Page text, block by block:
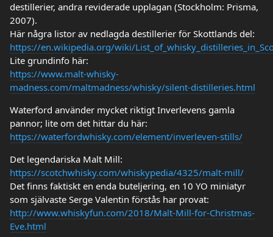
destillerier, andra reviderade upplagan (Stockholm: Prisma,
2007).
Här några listor av nedlagda destillerier för Skottlands del:
https://en.wikipedia.org/wiki/
Lite grundinfo här:
https://www.malt-whisky-
madness.com/maltmadness/whisky/silent-distilleries.html
Waterford använder mycket riktigt Inverlevens gamla
pannor; lite om det hittar du här:
https://waterfordwhisky.com/element/inverleven-stills/
Det legendariska Malt Mill:
https://scotchwhisky.com/whiskypedia/4325/malt-mill/
Det finns faktiskt en enda buteljering, en 10 YO miniatyr
som självaste Serge Valentin förstås har provat:
http://www.whiskyfun.com/2018/Malt-Mill-for-Christmas-
Eve.html